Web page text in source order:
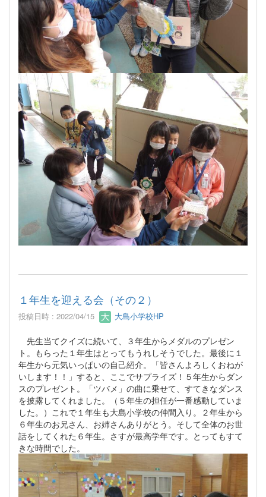
１年生を迎える会（その２）
投稿日時 : 2022/04/15 大島小学校HP
先生当てクイズに続いて、３年生からメダルのプレゼン
ト。もらった１年生はとってもうれしそうでした。最後に１
年生から元気いっぱいの自己紹介。「皆さんよろしくおねが
いします！！」すると、ここでサプライズ！５年生からダン
スのプレゼント。「ツバメ」の曲に乗せて、すてきなダンス
を披露してくれました。（５年生の担任が一番感動していま
した。）これで１年生も大島小学校の仲間入り。２年生から
６年生のお兄さん、お姉さんありがとう。そして全体のお世
話をしてくれた６年生。さすが最高学年です。とってもすて
きな時間でした。